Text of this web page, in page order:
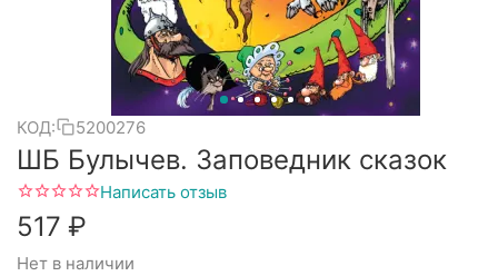
КОД: 5200276
ШБ Булычев. Заповедник сказок
Написать отзыв
‍517‍ ₽
Нет в наличии